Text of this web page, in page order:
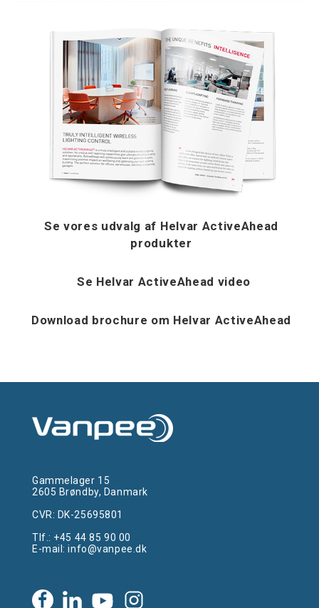
Se vores udvalg af Helvar ActiveAhead
produkter
Se Helvar ActiveAhead video
Download brochure om Helvar ActiveAhead
Gammelager 15
2605 Brøndby, Danmark
CVR: DK-25695801
Tlf.: +45 44 85 90 00
E-mail:info@vanpee.dk